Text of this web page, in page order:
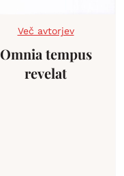
Več avtorjev
Omnia tempus
revelat